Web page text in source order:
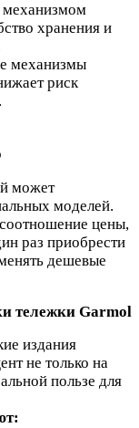
механизмом
хранения и
механизмы
риск
может
моделей.
цены,
раз приобрести
дешевые
тележки Garmol
издания
не только на
пользе для